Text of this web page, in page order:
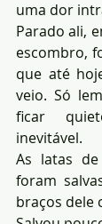
uma dor
Parado ali,
escombro,
que até
veio. Só
ficar
inevitável.
As latas
foram
braços dele